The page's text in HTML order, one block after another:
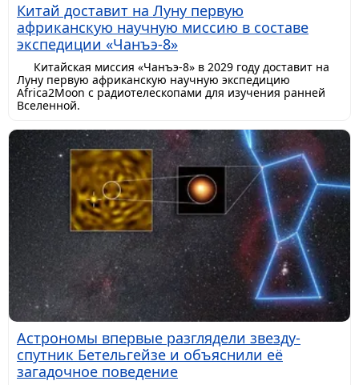
Китай доставит на Луну первую
африканскую научную миссию в составе
экспедиции «Чанъэ-8»
Китайская миссия «Чанъэ-8» в 2029 году доставит на
Луну первую африканскую научную экспедицию
Africa2Moon с радиотелескопами для изучения ранней
Вселенной.
Астрономы впервые разглядели звезду-
спутник Бетельгейзе и объяснили её
загадочное поведение